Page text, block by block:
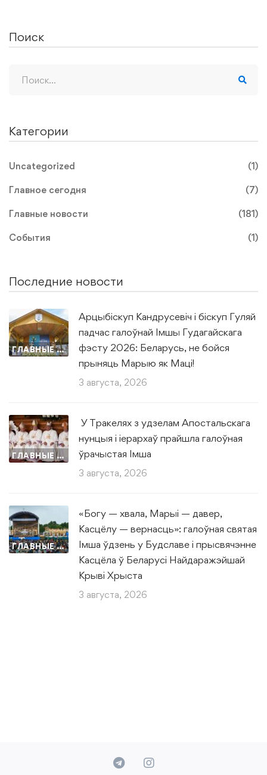
Поиск
Категории
Uncategorized (1)
Главное сегодня (7)
Главные новости (181)
События (1)
Последние новости
ГЛАВНЫЕ НОВОСТИ
Арцыбіскуп Кандрусевіч і біскуп Гуляй
падчас галоўнай Імшы Гудагайскага
фэсту 2026: Беларусь, не бойся
прыняць Марыю як Маці!
3 августа, 2026
ГЛАВНЫЕ НОВОСТИ
У Тракелях з удзелам Апостальскага
нунцыя і іерархаў прайшла галоўная
ўрачыстая Імша
3 августа, 2026
ГЛАВНЫЕ НОВОСТИ
«Богу — хвала, Марыі — давер,
Касцёлу — вернасць»: галоўная святая
Імша ўдзень у Будславе і прысвячэнне
Касцёла ў Беларусі Найдаражэйшай
Крыві Хрыста
3 августа, 2026